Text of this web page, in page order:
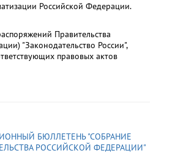
Российской Федерации.
Правительства
"Законодательство России",
правовых актов
БЮЛЛЕТЕНЬ "СОБРАНИЕ
РОССИЙСКОЙ ФЕДЕРАЦИИ"